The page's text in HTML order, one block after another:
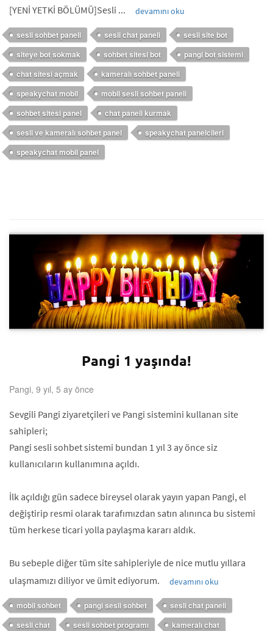
[YENİ YETKİ BÖLÜMÜ]Sesli ... devamını oku
sesli sohbet paneli sesli chat paneli
sesli site bot
siteye bot sokmak
sohbet sitesi bot
pangi bot sistemi
chat sitesi açmak
kameralı sohbet paneli
speakychat mobil
mobil sesli sohbet paneli
sohbet sitesi panel
chat paneli kurmak
sesli ve kameralı sohbet panel
speakychat panelcileri
speakychat mobil panel
Pangi 1 yaşında!
Pangi, 9 yıl, 5 ay önce
Sevgili Pangi ziyaretçileri ve Pangi sistemini kullanan site
sahipleri;
Pangi sesli sohbet sistemi bundan 1 yıl 3 ay önce siz
kullanıcıların kullanımına açıldı.
İlk açıldığı gün sadece bireysel olarak yayın yapan Pangi, el
değiştirip resmi olarak tarafımızdan satın alınınca bu sistemi
tüm herkese ticari yolla paylaşma kararı aldık.
Bu sebeple diğer tüm site sahipleriyle de nice mutlu yıllara
ulaşmamızı diliyor ve ümit ediyorum.
devamını oku
mobil sohbet pangi sesli sohbet
sesli chat paneli
sesli chat
sesli sohbet programı
kameralı chat